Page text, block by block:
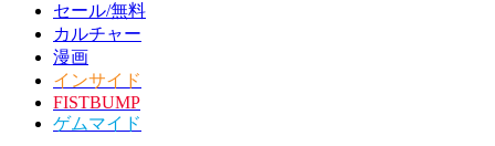
セール/無料
カルチャー
漫画
インサイド
FISTBUMP
ゲムマイド